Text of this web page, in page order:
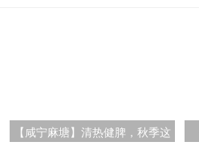
【咸宁麻塘】清热健脾，秋季这